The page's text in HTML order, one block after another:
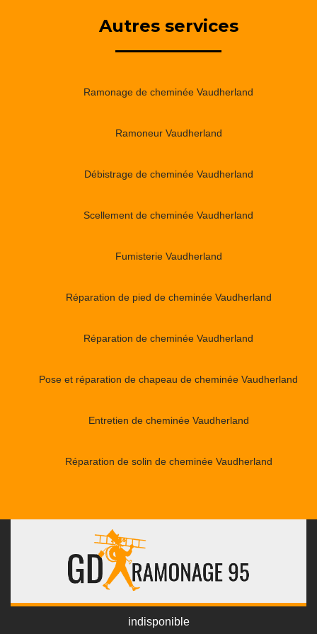
Autres services
Ramonage de cheminée Vaudherland
Ramoneur Vaudherland
Débistrage de cheminée Vaudherland
Scellement de cheminée Vaudherland
Fumisterie Vaudherland
Réparation de pied de cheminée Vaudherland
Réparation de cheminée Vaudherland
Pose et réparation de chapeau de cheminée Vaudherland
Entretien de cheminée Vaudherland
Réparation de solin de cheminée Vaudherland
indisponible